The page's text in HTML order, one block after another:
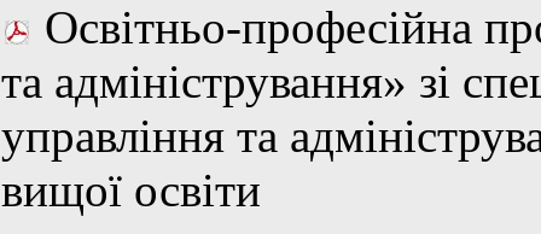
Освітньо-професійна
та адміністрування» зі
управління та
вищої освіти